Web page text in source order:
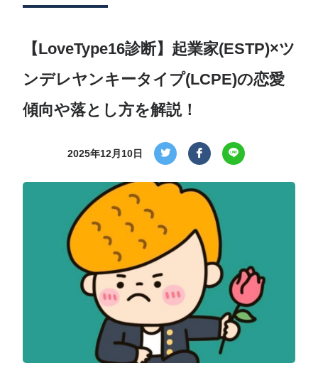
【LoveType16診断】起業家(ESTP)×ツ
ンデレヤンキータイプ(LCPE)の恋愛
傾向や落とし方を解説！
2025年12月10日